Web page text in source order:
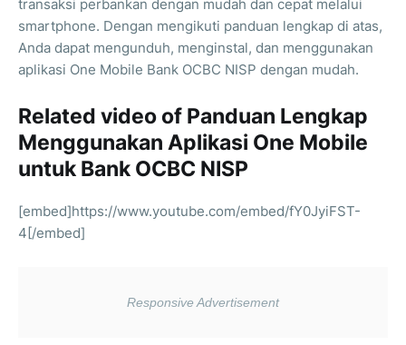
transaksi perbankan dengan mudah dan cepat melalui
smartphone. Dengan mengikuti panduan lengkap di atas,
Anda dapat mengunduh, menginstal, dan menggunakan
aplikasi One Mobile Bank OCBC NISP dengan mudah.
Related video of Panduan Lengkap
Menggunakan Aplikasi One Mobile
untuk Bank OCBC NISP
[embed]https://www.youtube.com/embed/fY0JyiFST-
4[/embed]